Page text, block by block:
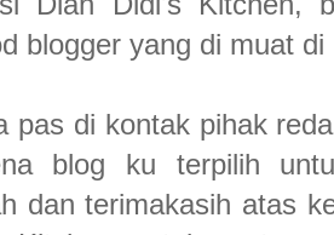
blogger yang di muat
pas di kontak pihak
blog ku terpilih
dan terimakasih atas